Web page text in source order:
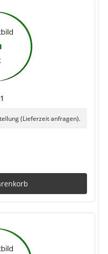
(Lieferzeit anfragen).